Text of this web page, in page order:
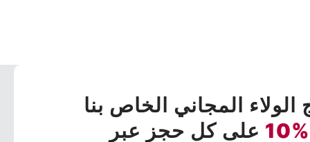
الولاء المجاني الخاص بنا
%10
على كل حجز عبر